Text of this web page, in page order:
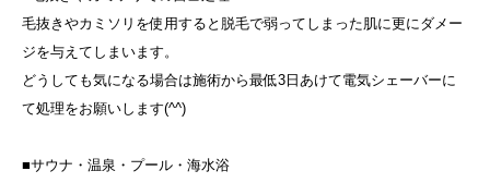
毛抜きやカミソリを使用すると脱毛で弱ってしまった肌に更にダメー
ジを与えてしまいます。
どうしても気になる場合は施術から最低3日あけて電気シェーバーに
て処理をお願いします(^^)
■サウナ・温泉・プール・海水浴